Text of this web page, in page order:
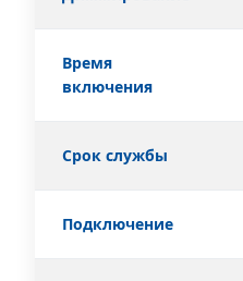
Время
включения
Срок службы
Подключение